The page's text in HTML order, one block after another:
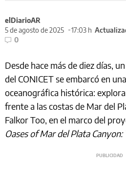
elDiarioAR
5 de agosto de 2025
17:03 h
0
Desde hace más de diez días,
del CONICET se embarcó en
oceanográfica histórica:
frente a las costas de Mar del
Falkor Too, en el marco del
Oases of Mar del Plata